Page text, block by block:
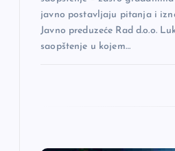
javno postavljaju pitanja i
Javno preduzeće Rad d.o.o.
saopštenje u kojem…